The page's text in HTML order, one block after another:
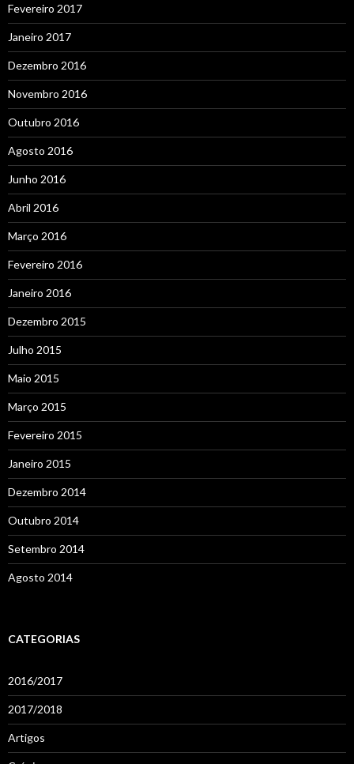
Fevereiro 2017
Janeiro 2017
Dezembro 2016
Novembro 2016
Outubro 2016
Agosto 2016
Junho 2016
Abril 2016
Março 2016
Fevereiro 2016
Janeiro 2016
Dezembro 2015
Julho 2015
Maio 2015
Março 2015
Fevereiro 2015
Janeiro 2015
Dezembro 2014
Outubro 2014
Setembro 2014
Agosto 2014
CATEGORIAS
2016/2017
2017/2018
Artigos